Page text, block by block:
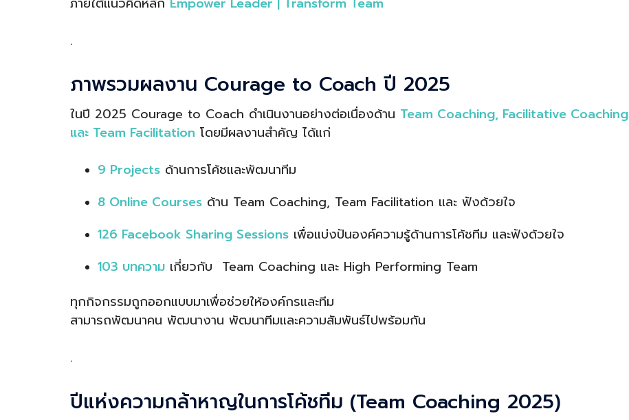
.
ภาพรวมผลงาน Courage to Coach ปี 2025
ในปี 2025 Courage to Coach ดำเนินงานอย่างต่อเนื่องด้าน Team Coaching, Facilitative Coaching
และ Team Facilitation โดยมีผลงานสำคัญ ได้แก่
9 Projects ด้านการโค้ชและพัฒนาทีม
8 Online Courses ด้าน Team Coaching, Team Facilitation และ ฟังด้วยใจ
126 Facebook Sharing Sessions เพื่อแบ่งปันองค์ความรู้ด้านการโค้ชทีม และฟังด้วยใจ
103 บทความ เกี่ยวกับ Team Coaching และ High Performing Team
ทุกกิจกรรมถูกออกแบบมาเพื่อช่วยให้องค์กรและทีม
สามารถพัฒนาคน พัฒนางาน พัฒนาทีมและความสัมพันธ์ไปพร้อมกัน
.
ปีแห่งความกล้าหาญในการโค้ชทีม (Team Coaching 2025)